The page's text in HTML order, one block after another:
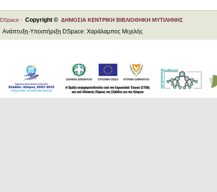
DSpace - Copyright © ΔΗΜΟΣΙΑ ΚΕΝΤΡΙΚΗ ΒΙΒΛΙΟΘΗΚΗ ΜΥΤΙΛΗΝΗΣ
Ανάπτυξη-Υποστήριξη DSpace: Χαράλαμπος Μιχελής